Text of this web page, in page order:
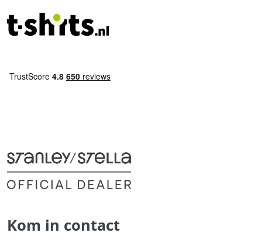
Kom in contact